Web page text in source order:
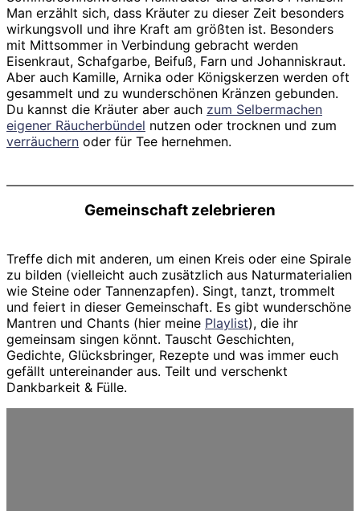
Man erzählt sich, dass Kräuter zu dieser Zeit besonders
wirkungsvoll und ihre Kraft am größten ist. Besonders
mit Mittsommer in Verbindung gebracht werden
Eisenkraut, Schafgarbe, Beifuß, Farn und Johanniskraut.
Aber auch Kamille, Arnika oder Königskerzen werden oft
gesammelt und zu wunderschönen Kränzen gebunden.
Du kannst die Kräuter aber auch zum Selbermachen
eigener Räucherbündel nutzen oder trocknen und zum
verräuchern oder für Tee hernehmen.
Gemeinschaft zelebrieren
Treffe dich mit anderen, um einen Kreis oder eine Spirale
zu bilden (vielleicht auch zusätzlich aus Naturmaterialien
wie Steine oder Tannenzapfen). Singt, tanzt, trommelt
und feiert in dieser Gemeinschaft. Es gibt wunderschöne
Mantren und Chants (hier meine Playlist), die ihr
gemeinsam singen könnt. Tauscht Geschichten,
Gedichte, Glücksbringer, Rezepte und was immer euch
gefällt untereinander aus. Teilt und verschenkt
Dankbarkeit & Fülle.